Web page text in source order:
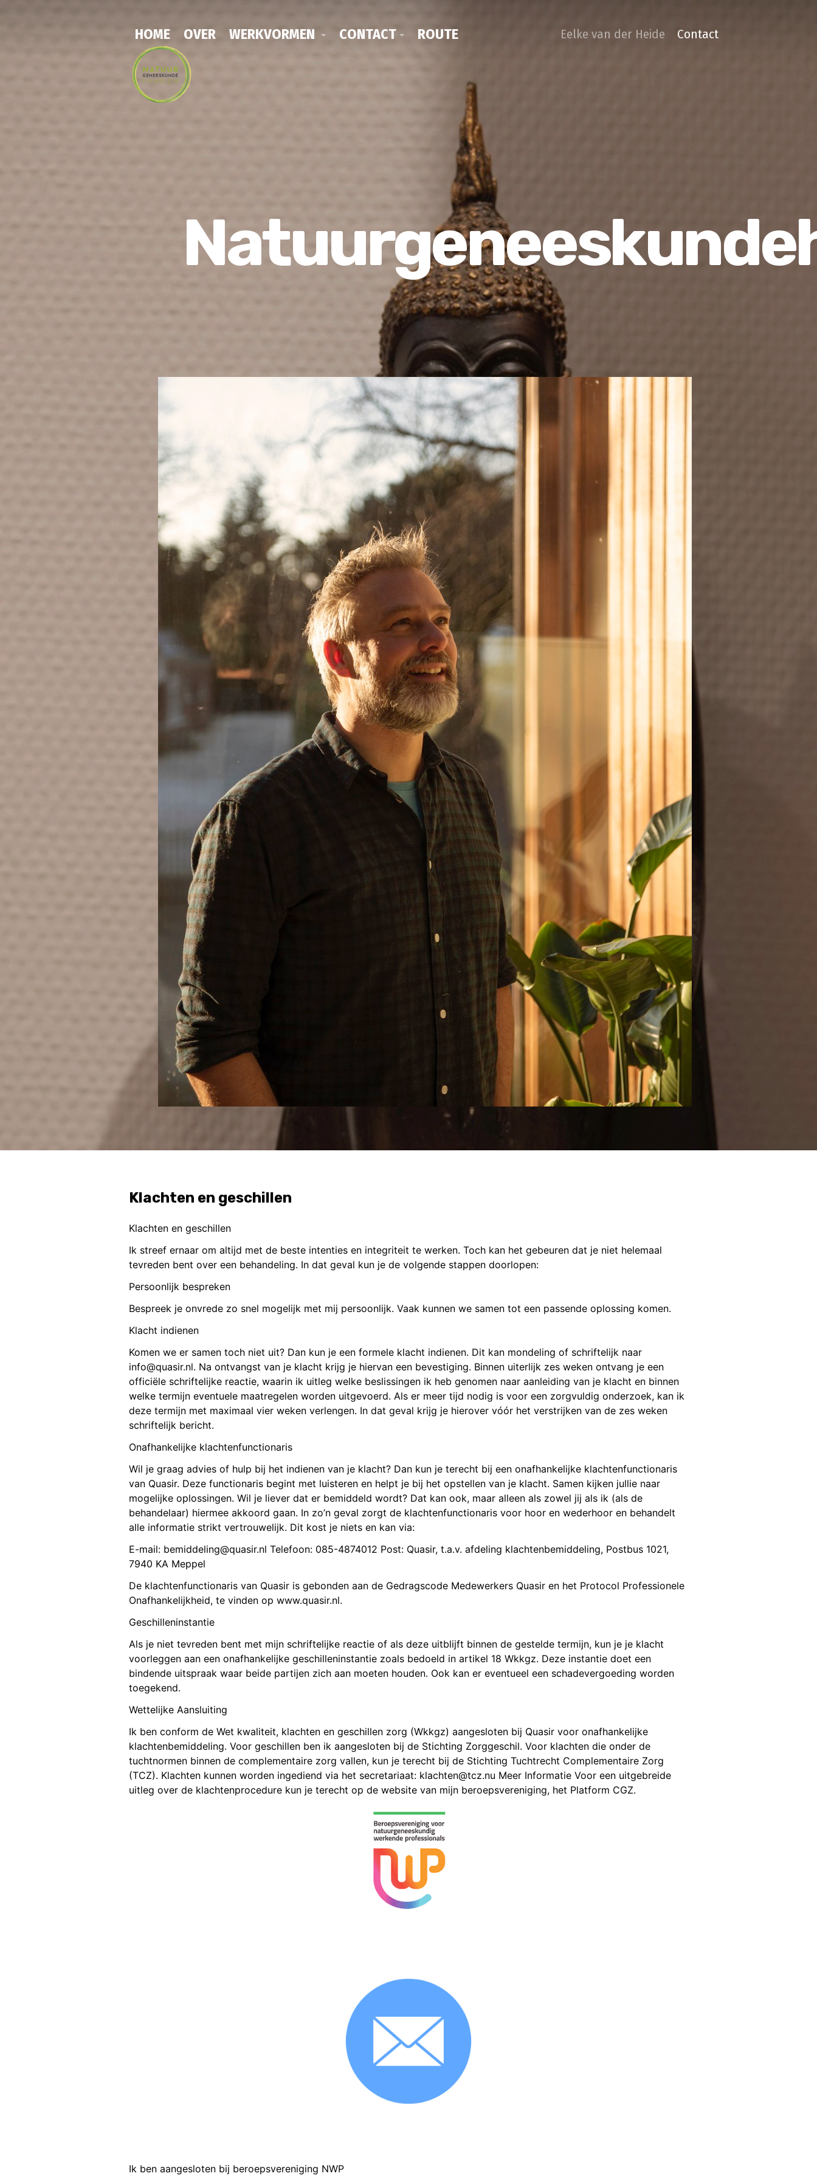
HOME OVER WERKVORMEN CONTACT ROUTE Eelke van der Heide Contact
Klachten en geschillen
Klachten en geschillen
Ik streef ernaar om altijd met de beste intenties en integriteit te werken. Toch kan het gebeuren dat je niet helemaal
tevreden bent over een behandeling. In dat geval kun je de volgende stappen doorlopen:
Persoonlijk bespreken
Bespreek je onvrede zo snel mogelijk met mij persoonlijk. Vaak kunnen we samen tot een passende oplossing komen.
Klacht indienen
Komen we er samen toch niet uit? Dan kun je een formele klacht indienen. Dit kan mondeling of schriftelijk naar
info@quasir.nl. Na ontvangst van je klacht krijg je hiervan een bevestiging. Binnen uiterlijk zes weken ontvang je een
officiële schriftelijke reactie, waarin ik uitleg welke beslissingen ik heb genomen naar aanleiding van je klacht en binnen
welke termijn eventuele maatregelen worden uitgevoerd. Als er meer tijd nodig is voor een zorgvuldig onderzoek, kan ik
deze termijn met maximaal vier weken verlengen. In dat geval krijg je hierover vóór het verstrijken van de zes weken
schriftelijk bericht.
Onafhankelijke klachtenfunctionaris
Wil je graag advies of hulp bij het indienen van je klacht? Dan kun je terecht bij een onafhankelijke klachtenfunctionaris
van Quasir. Deze functionaris begint met luisteren en helpt je bij het opstellen van je klacht. Samen kijken jullie naar
mogelijke oplossingen. Wil je liever dat er bemiddeld wordt? Dat kan ook, maar alleen als zowel jij als ik (als de
behandelaar) hiermee akkoord gaan. In zo’n geval zorgt de klachtenfunctionaris voor hoor en wederhoor en behandelt
alle informatie strikt vertrouwelijk. Dit kost je niets en kan via:
E-mail: bemiddeling@quasir.nl Telefoon: 085-4874012 Post: Quasir, t.a.v. afdeling klachtenbemiddeling, Postbus 1021,
7940 KA Meppel
De klachtenfunctionaris van Quasir is gebonden aan de Gedragscode Medewerkers Quasir en het Protocol Professionele
Onafhankelijkheid, te vinden op www.quasir.nl.
Geschilleninstantie
Als je niet tevreden bent met mijn schriftelijke reactie of als deze uitblijft binnen de gestelde termijn, kun je je klacht
voorleggen aan een onafhankelijke geschilleninstantie zoals bedoeld in artikel 18 Wkkgz. Deze instantie doet een
bindende uitspraak waar beide partijen zich aan moeten houden. Ook kan er eventueel een schadevergoeding worden
toegekend.
Wettelijke Aansluiting
Ik ben conform de Wet kwaliteit, klachten en geschillen zorg (Wkkgz) aangesloten bij Quasir voor onafhankelijke
klachtenbemiddeling. Voor geschillen ben ik aangesloten bij de Stichting Zorggeschil. Voor klachten die onder de
tuchtnormen binnen de complementaire zorg vallen, kun je terecht bij de Stichting Tuchtrecht Complementaire Zorg
(TCZ). Klachten kunnen worden ingediend via het secretariaat: klachten@tcz.nu Meer Informatie Voor een uitgebreide
uitleg over de klachtenprocedure kun je terecht op de website van mijn beroepsvereniging, het Platform CGZ.
Ik ben aangesloten bij beroepsvereniging NWP